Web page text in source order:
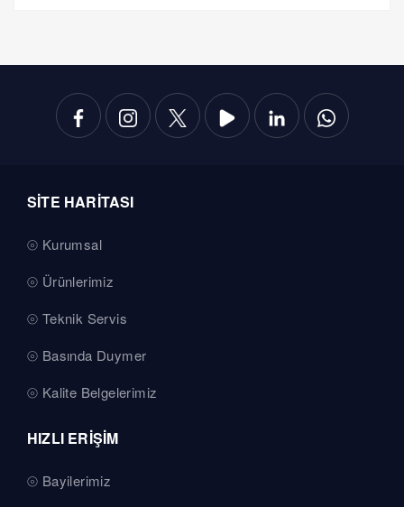
SİTE HARİTASI
Kurumsal
Ürünlerimiz
Teknik Servis
Basında Duymer
Kalite Belgelerimiz
HIZLI ERİŞİM
Bayilerimiz